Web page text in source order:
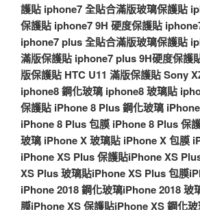
護貼 iphone7 全貼合滿版玻璃保護貼
保護貼 iphone7 9H 硬度保護貼
iphone7 plus 全貼合滿版玻璃保護貼
滿版保護貼 iphone7 plus 9H硬度保護
版保護貼 HTC U11 滿版保護貼Sony
iphone8 鋼化玻璃 iphone8 玻璃貼
保護貼 iPhone 8 Plus 鋼化玻璃
iPhone 8 Plus 包膜 iPhone 8 Plus 保
玻璃 iPhone X 玻璃貼 iPhone X 包膜
iPhone XS Plus 保護貼iPhone XS
XS Plus 玻璃貼iPhone XS Plus 包膜
iPhone 2018 鋼化玻璃iPhone 2018 玻
膜iPhone XS 保護貼iPhone XS 鋼化